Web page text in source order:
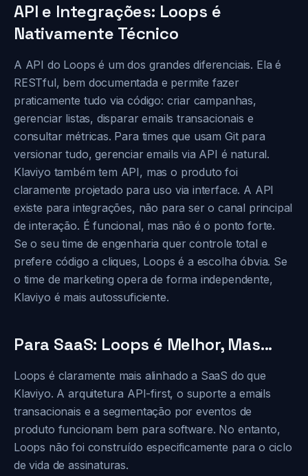
API e Integrações: Loops é
Nativamente Técnico
A API do Loops é um dos grandes diferenciais. Ela é
RESTful, bem documentada e permite fazer
praticamente tudo via código: criar campanhas,
gerenciar listas, disparar emails transacionais e
consultar métricas. Para times que usam Git para
versionar tudo, gerenciar emails via API é natural.
Klaviyo também tem API, mas o produto foi
claramente projetado para uso via interface. A API
existe para integrações, não para ser o canal principal
de interação. É funcional, mas não é o ponto forte.
Se o seu time de engenharia quer controle total e
prefere código a cliques, Loops é a escolha óbvia. Se
o time de marketing opera de forma independente,
Klaviyo é mais autossuficiente.
Para SaaS: Loops é Melhor, Mas...
Loops é claramente mais alinhado a SaaS do que
Klaviyo. A arquitetura API-first, o suporte a emails
transacionais e a segmentação por eventos de
produto funcionam bem para software. No entanto,
Loops não foi construído especificamente para o ciclo
de vida de assinaturas.